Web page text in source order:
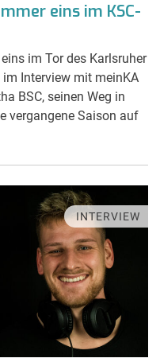
eins im KSC-
im Tor des Karlsruher
im Interview mit meinKA
BSC, seinen Weg in
vergangene Saison auf
INTERVIEW